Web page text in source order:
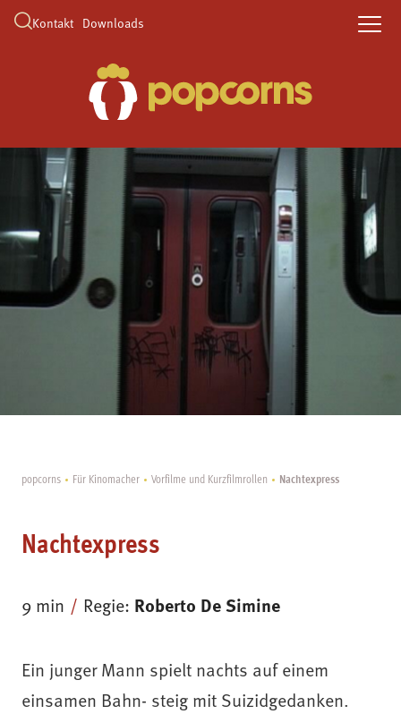
Kontakt Downloads
popcorns Für Kinomacher Vorfilme und Kurzfilmrollen Nachtexpress
Nachtexpress
9 min Regie: Roberto De Simine
Ein junger Mann spielt nachts auf einem
einsamen Bahn- steig mit Suizidgedanken.